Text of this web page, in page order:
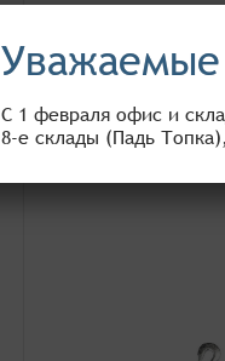
С 1 февраля офис и
8-е склады (Падь